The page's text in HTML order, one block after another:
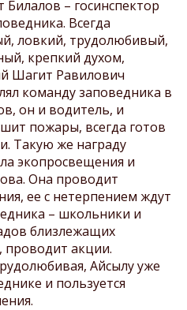
Билалов – госинспектор
Всегда
ловкий, трудолюбивый,
крепкий духом,
Шагит Равилович
команду заповедника в
он и водитель, и
пожары, всегда готов
Такую же награду
экопросвещения и
Она проводит
ее с нетерпением ждут
– школьники и
близлежащих
проводит акции.
Айсылу уже
и пользуется